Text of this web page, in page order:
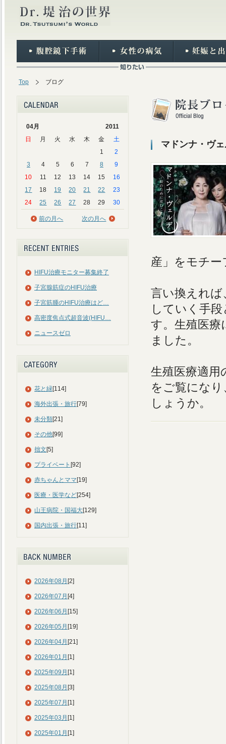
Top ブログ
04月
2011
日
月 火 水 木 金
土
1
2
3
4 5 6 7 8
9
10
11 12 13 14 15
16
17
18 19 20 21 22
23
24
25 26 27 28 29 30
前の月へ 次の月へ
HIFU治療モニター募集終了
子宮腺筋症のHIFU治療
子宮筋腫のHIFU治療はど…
高密度焦点式超音波(HIFU…
ニュースゼロ
花と緑[114]
海外出張・旅行[79]
未分類[21]
その他[99]
拙文 [5]
プライベート [92]
赤ちゃんとママ [19]
医療・医学など[254]
山王病院・国福大[129]
国内出張・旅行[11]
2026年08月 [2]
2026年07月 [4]
2026年06月 [15]
2026年05月 [19]
2026年04月 [21]
2026年01月 [1]
2025年09月 [1]
2025年08月 [3]
2025年07月 [1]
2025年03月 [1]
2025年01月 [1]
マドンナ・ヴ
産」をモチ
言い換えれ
していく手
す。生殖医
ました。
生殖医療適用
をご覧にな
しょうか。